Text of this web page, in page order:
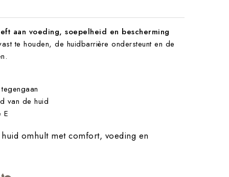
aan voeding, soepelheid en bescherming
te houden, de huidbarrière ondersteunt en de
van de huid
E
omhult met comfort, voeding en